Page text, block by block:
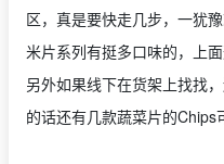
区，真是要快走几步，一犹
米片系列有挺多口味的，上
另外如果线下在货架上找找
的话还有几款蔬菜片的Chips